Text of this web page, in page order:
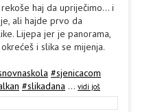
haj da upriječimo... i
ali hajde prvo da
Lijepa jer je panorama,
i slika se mijenja.
#sjenicacom
#slikadana ... vidi još